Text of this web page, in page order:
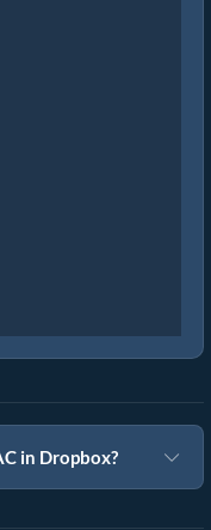
in Dropbox?